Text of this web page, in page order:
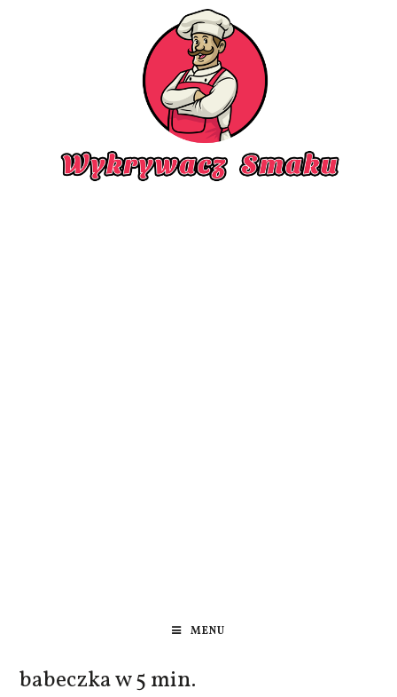
MENU
babeczka w 5 min.